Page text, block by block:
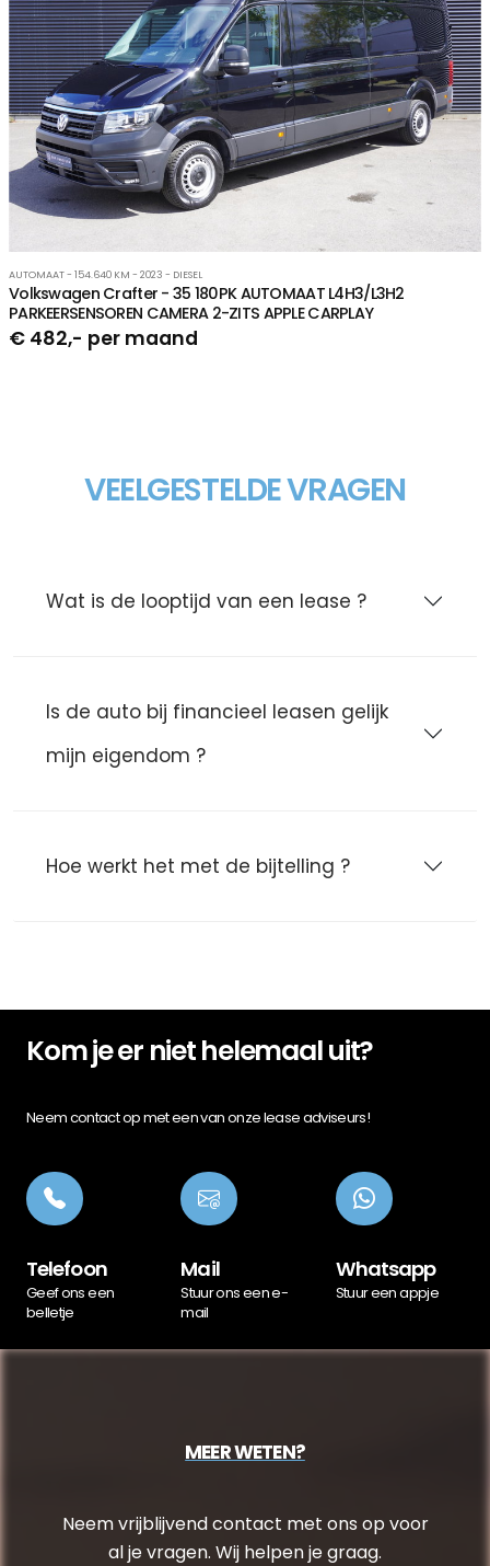
AUTOMAAT - 154.640 KM - 2023 - DIESEL
Volkswagen Crafter - 35 180PK AUTOMAAT L4H3/L3H2
PARKEERSENSOREN CAMERA 2-ZITS APPLE CARPLAY
€ 482,- per maand
VEELGESTELDE VRAGEN
Wat is de looptijd van een lease ?
Is de auto bij financieel leasen gelijk
mijn eigendom ?
Hoe werkt het met de bijtelling ?
Kom je er niet helemaal uit?
Neem contact op met een van onze lease adviseurs!
Telefoon
Geef ons een
belletje
Mail
Stuur ons een e-
mail
Whatsapp
Stuur een appje
MEER WETEN?
Neem vrijblijvend contact met ons op voor
al je vragen. Wij helpen je graag.